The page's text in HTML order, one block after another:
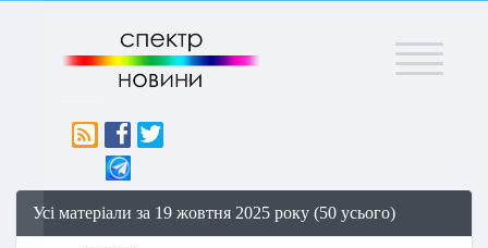
Меню
Усі матеріали за 19 жовтня 2025 року (50 усього)